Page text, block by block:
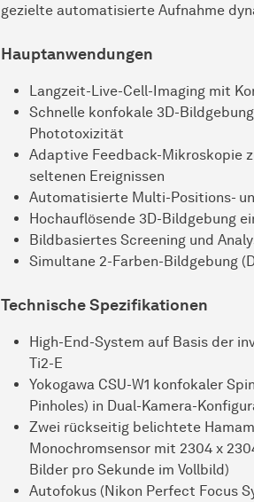
gezielte automatisierte Aufnahme
Hauptanwendungen
Langzeit-Live-Cell-Imaging mit
Schnelle konfokale 3D-
Phototoxizität
Adaptive Feedback-Mikroskopie
seltenen Ereignissen
Automatisierte Multi-Positions-
Hochauflösende 3D-Bildgebung
Bildbasiertes Screening und
Simultane 2-Farben-Bildgebung
Technische Spezifikationen
High-End-System auf Basis der
Ti2-E
Yokogawa CSU-W1 konfokaler
Pinholes) in Dual-Kamera-
Zwei rückseitig belichtete
Monochromsensor mit 2304 x
Bilder pro Sekunde im Vollbild)
Autofokus (Nikon Perfect Focus